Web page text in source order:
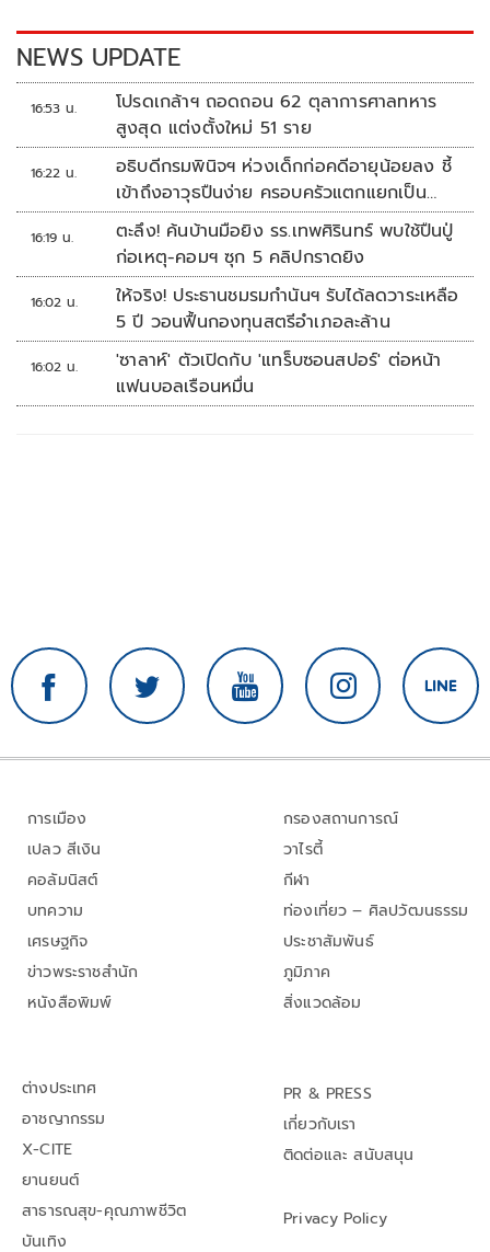
k k
NEWS UPDATE
16:53 น.
โปรดเกล้าฯ ถอดถอน 62 ตุลาการศาลทหาร
สูงสุด แต่งตั้งใหม่ 51 ราย
16:22 น.
อธิบดีกรมพินิจฯ ห่วงเด็กก่อคดีอายุน้อยลง ชี้
เข้าถึงอาวุธปืนง่าย ครอบครัวแตกแยกเป็น
ชนวนสำคัญ
16:19 น.
ตะลึง! ค้นบ้านมือยิง รร.เทพศิรินทร์ พบใช้ปืนปู่
ก่อเหตุ-คอมฯ ซุก 5 คลิปกราดยิง
16:02 น.
ให้จริง! ประธานชมรมกำนันฯ รับได้ลดวาระเหลือ
5 ปี วอนฟื้นกองทุนสตรีอำเภอละล้าน
16:02 น.
'ซาลาห์' ตัวเปิดกับ 'แทร็บซอนสปอร์' ต่อหน้า
แฟนบอลเรือนหมื่น
การเมือง
เปลว สีเงิน
คอลัมนิสต์
บทความ
เศรษฐกิจ
ข่าวพระราชสำนัก
หนังสือพิมพ์
กรองสถานการณ์
วาไรตี้
กีฬา
ท่องเที่ยว – ศิลปวัฒนธรรม
ประชาสัมพันธ์
ภูมิภาค
สิ่งแวดล้อม
ต่างประเทศ
อาชญากรรม
X-CITE
ยานยนต์
สาธารณสุข-คุณภาพชีวิต
บันเทิง
PR & PRESS
เกี่ยวกับเรา
ติดต่อและ สนับสนุน
Privacy Policy